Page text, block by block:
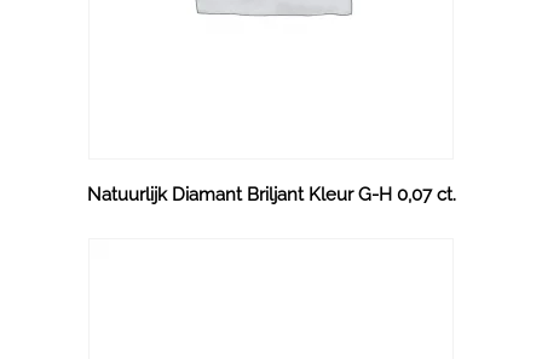
Natuurlijk Diamant Briljant Kleur G-H 0,07 ct.